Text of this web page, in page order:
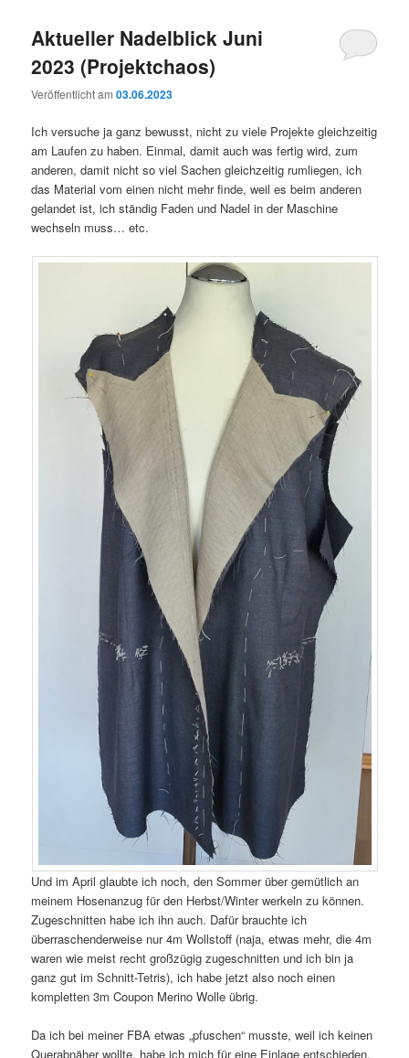
Aktueller Nadelblick Juni
2023 (Projektchaos)
Veröffentlicht am03.06.2023
Ich versuche ja ganz bewusst, nicht zu viele Projekte gleichzeitig
am Laufen zu haben. Einmal, damit auch was fertig wird, zum
anderen, damit nicht so viel Sachen gleichzeitig rumliegen, ich
das Material vom einen nicht mehr finde, weil es beim anderen
gelandet ist, ich ständig Faden und Nadel in der Maschine
wechseln muss… etc.
Und im April glaubte ich noch, den Sommer über gemütlich an
meinem Hosenanzug für den Herbst/Winter werkeln zu können.
Zugeschnitten habe ich ihn auch. Dafür brauchte ich
überraschenderweise nur 4m Wollstoff (naja, etwas mehr, die 4m
waren wie meist recht großzügig zugeschnitten und ich bin ja
ganz gut im Schnitt-Tetris), ich habe jetzt also noch einen
kompletten 3m Coupon Merino Wolle übrig.
Da ich bei meiner FBA etwas „pfuschen“ musste, weil ich keinen
Querabnäher wollte, habe ich mich für eine Einlage entschieden,